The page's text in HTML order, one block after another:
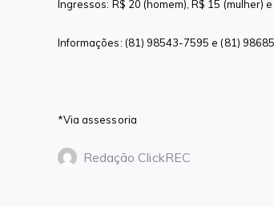
Ingressos: R$ 20 (homem), R$ 15 (mulher)
Informações: (81) 98543-7595 e (81)
*Via assessoria
Redação ClickREC